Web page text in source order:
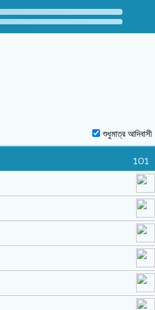
শুধুমাত্র আদিবাসী
101